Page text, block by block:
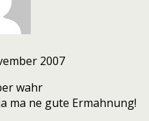
2007
wahr
ma ne gute Ermahnung!